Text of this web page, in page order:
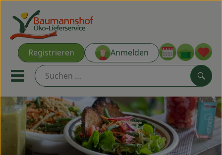
Registrieren Anmelden
Mobiles Menu öffnen oder
Ökokisten
Kochkisten